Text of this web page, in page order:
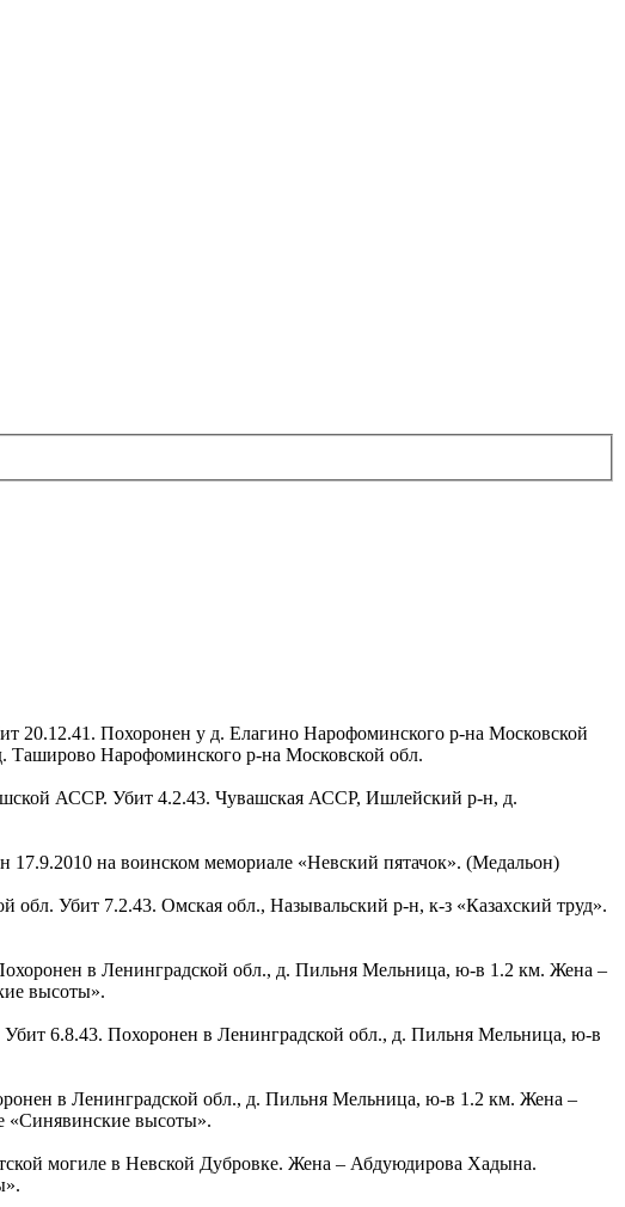
20.12.41. Похоронен у д. Елагино Нарофоминского р-на Московской
Таширово Нарофоминского р-на Московской обл.
АССР. Убит 4.2.43. Чувашская АССР, Ишлейский р-н, д.
17.9.2010 на воинском мемориале «Невский пятачок». (Медальон)
Убит 7.2.43. Омская обл., Называльский р-н, к-з «Казахский труд».
в Ленинградской обл., д. Пильня Мельница, ю-в 1.2 км. Жена –
высоты».
6.8.43. Похоронен в Ленинградской обл., д. Пильня Мельница, ю-в
в Ленинградской обл., д. Пильня Мельница, ю-в 1.2 км. Жена –
«Синявинские высоты».
могиле в Невской Дубровке. Жена – Абдуюдирова Хадына.